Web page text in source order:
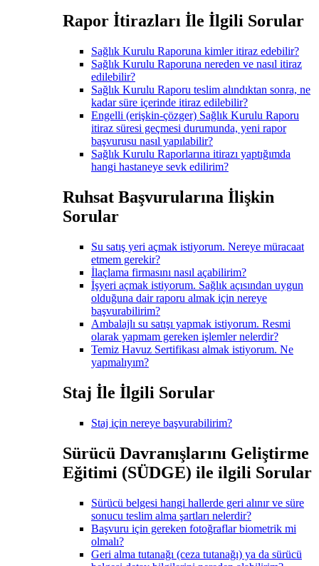
Rapor İtirazları İle İlgili Sorular
Sağlık Kurulu Raporuna kimler itiraz edebilir?
Sağlık Kurulu Raporuna nereden ve nasıl itiraz
edilebilir?
Sağlık Kurulu Raporu teslim alındıktan sonra, ne
kadar süre içerinde itiraz edilebilir?
Engelli (erişkin-çözger) Sağlık Kurulu Raporu
itiraz süresi geçmesi durumunda, yeni rapor
başvurusu nasıl yapılabilir?
Sağlık Kurulu Raporlarına itirazı yaptığımda
hangi hastaneye sevk edilirim?
Ruhsat Başvurularına İlişkin
Sorular
Su satış yeri açmak istiyorum. Nereye müracaat
etmem gerekir?
İlaçlama firmasını nasıl açabilirim?
İşyeri açmak istiyorum. Sağlık açısından uygun
olduğuna dair raporu almak için nereye
başvurabilirim?
Ambalajlı su satışı yapmak istiyorum. Resmi
olarak yapmam gereken işlemler nelerdir?
Temiz Havuz Sertifikası almak istiyorum. Ne
yapmalıyım?
Staj İle İlgili Sorular
Staj için nereye başvurabilirim?
Sürücü Davranışlarını Geliştirme
Eğitimi (SÜDGE) ile ilgili Sorular
Sürücü belgesi hangi hallerde geri alınır ve süre
sonucu teslim alma şartları nelerdir?
Başvuru için gereken fotoğraflar biometrik mi
olmalı?
Geri alma tutanağı (ceza tutanağı) ya da sürücü